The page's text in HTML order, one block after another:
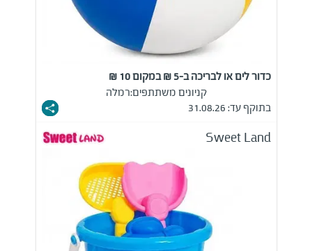
כדור לים או לבריכה ב-5 ₪ במקום 10 ₪
קניונים משתתפים:רמלה
בתוקף עד: 31.08.26
Sweet Land